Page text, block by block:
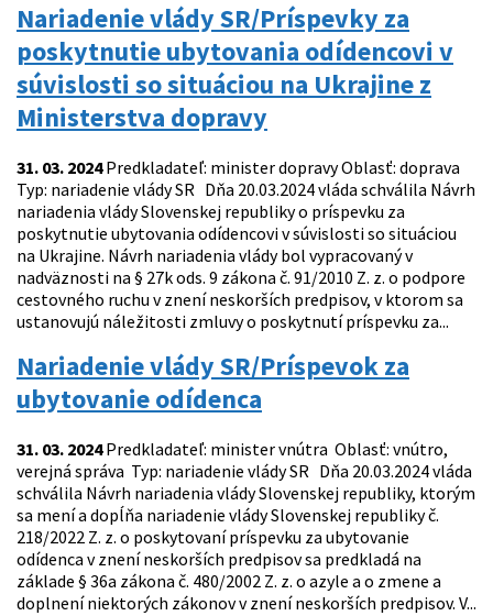
Nariadenie vlády SR/Príspevky za
poskytnutie ubytovania odídencovi v
súvislosti so situáciou na Ukrajine z
Ministerstva dopravy
31. 03. 2024Predkladateľ: minister dopravy Oblasť: doprava
Typ: nariadenie vlády SR Dňa 20.03.2024 vláda schválila Návrh
nariadenia vlády Slovenskej republiky o príspevku za
poskytnutie ubytovania odídencovi v súvislosti so situáciou
na Ukrajine. Návrh nariadenia vlády bol vypracovaný v
nadväznosti na § 27k ods. 9 zákona č. 91/2010 Z. z. o podpore
cestovného ruchu v znení neskorších predpisov, v ktorom sa
ustanovujú náležitosti zmluvy o poskytnutí príspevku za...
Nariadenie vlády SR/Príspevok za
ubytovanie odídenca
31. 03. 2024Predkladateľ: minister vnútra Oblasť: vnútro,
verejná správa Typ: nariadenie vlády SR Dňa 20.03.2024 vláda
schválila Návrh nariadenia vlády Slovenskej republiky, ktorým
sa mení a dopĺňa nariadenie vlády Slovenskej republiky č.
218/2022 Z. z. o poskytovaní príspevku za ubytovanie
odídenca v znení neskorších predpisov sa predkladá na
základe § 36a zákona č. 480/2002 Z. z. o azyle a o zmene a
doplnení niektorých zákonov v znení neskorších predpisov. V...